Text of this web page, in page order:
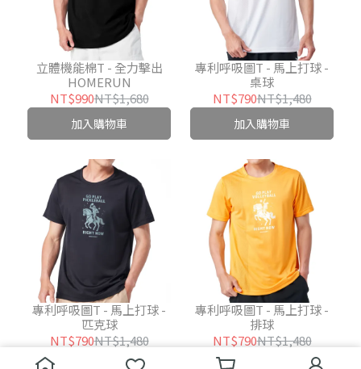
立體機能棉T - 全力擊出
HOMERUN
NT$990NT$1,680
加入購物車
專利呼吸圖T - 馬上打球 -
桌球
NT$790NT$1,480
加入購物車
專利呼吸圖T - 馬上打球 -
匹克球
NT$790NT$1,480
加入購物車
專利呼吸圖T - 馬上打球 -
排球
NT$790NT$1,480
加入購物車